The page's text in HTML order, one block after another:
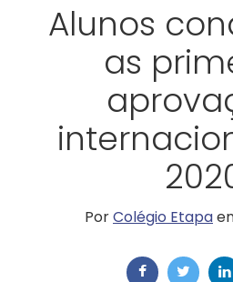
Alunos
as
PorColégio Etapa